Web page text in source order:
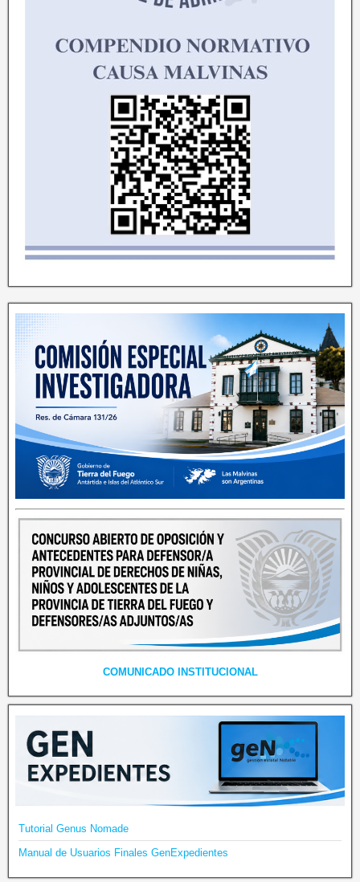
COMUNICADO INSTITUCIONAL
Tutorial Genus Nomade
Manual de Usuarios Finales GenExpedientes